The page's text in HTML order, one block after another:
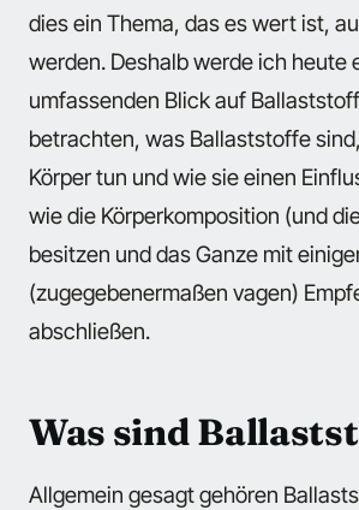
dies ein Thema, das es wert ist,
werden. Deshalb werde ich heute
umfassenden Blick auf
betrachten, was Ballaststoffe
Körper tun und wie sie einen
wie die Körperkomposition (und
besitzen und das Ganze mit
(zugegebenermaßen vagen)
abschließen.
Was sind
Allgemein gesagt gehören